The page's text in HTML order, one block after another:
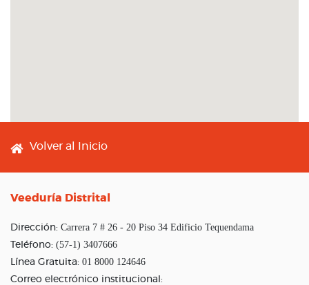
Footer menu
Volver al Inicio
Veeduría Distrital
Dirección: Carrera 7 # 26 - 20 Piso 34 Edificio Tequendama
Teléfono: (57-1) 3407666
Línea Gratuita: 01 8000 124646
Correo electrónico institucional: